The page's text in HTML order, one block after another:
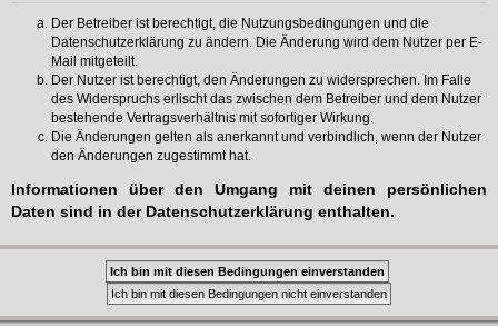
Der Betreiber ist berechtigt, die Nutzungsbedingungen und die
Datenschutzerklärung zu ändern. Die Änderung wird dem Nutzer per E-
Mail mitgeteilt.
Der Nutzer ist berechtigt, den Änderungen zu widersprechen. Im Falle
des Widerspruchs erlischt das zwischen dem Betreiber und dem Nutzer
bestehende Vertragsverhältnis mit sofortiger Wirkung.
Die Änderungen gelten als anerkannt und verbindlich, wenn der Nutzer
den Änderungen zugestimmt hat.
Informationen über den Umgang mit deinen persönlichen
Daten sind in der Datenschutzerklärung enthalten.